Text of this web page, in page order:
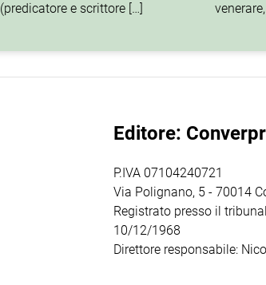
(predicatore e scrittore […]
Editore:
P.IVA 07104240721
Via Polignano, 5 - 70014
Registrato presso il
10/12/1968
Direttore responsabile: